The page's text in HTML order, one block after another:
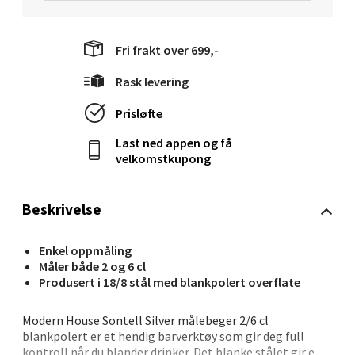
Beskrivelse
Enkel oppmåling
Måler både 2 og 6 cl
Produsert i 18/8 stål med blankpolert overflate
Modern House Sontell Silver målebeger 2/6 cl
blankpolert er et hendig barverktøy som gir deg full
kontroll når du blander drinker. Det blanke stålet gir et
Fri frakt over 699,-
Rask levering
Prisløfte
Last ned appen og få
velkomstkupong
5 i butikk
Molde - Moldetorget
Åpent i dag 10-20
Velg